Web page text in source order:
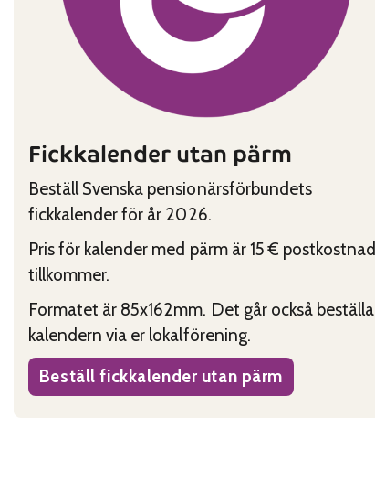
Fickkalender utan pärm
Beställ Svenska pensionärsförbundets
fickkalender för år 2026.
Pris för kalender med pärm är 15 € postkostnad
tillkommer.
Formatet är 85x162mm. Det går också beställa
kalendern via er lokalförening.
Beställ fickkalender utan pärm